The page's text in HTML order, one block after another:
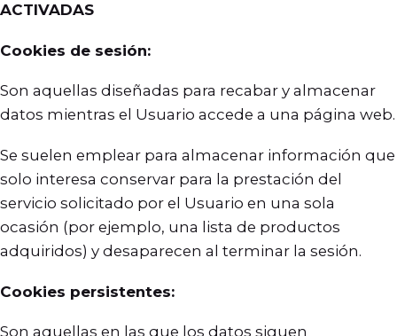
ACTIVADAS
Cookies de sesión:
Son aquellas diseñadas para recabar y almacenar
datos mientras el Usuario accede a una página web.
Se suelen emplear para almacenar información que
solo interesa conservar para la prestación del
servicio solicitado por el Usuario en una sola
ocasión (por ejemplo, una lista de productos
adquiridos) y desaparecen al terminar la sesión.
Cookies persistentes:
Son aquellas en las que los datos siguen